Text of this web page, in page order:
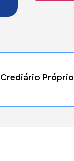
Crediário Próprio